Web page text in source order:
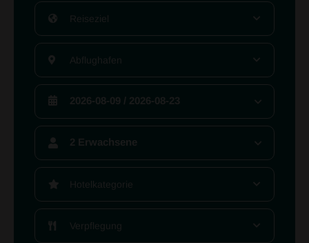
Reiseziel
Abflughafen
2026-08-09 / 2026-08-23
2 Erwachsene
Hotelkategorie
Verpflegung